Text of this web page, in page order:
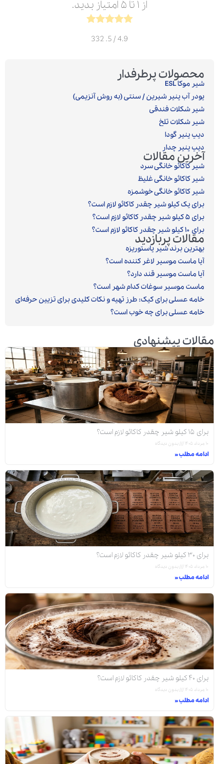
از ۱ تا ۵ امتیاز بدید.
4.9
/ 5.
332
محصولات پرطرفدار
شیر موکا ESL
پودر آب پنیر شیرین / سنتی (به روش آنزیمی)‎
شیر شکلات فندقی
شیر شکلات تلخ
دیپ پنیر گودا
دیپ پنیر چدار
آخرین مقالات
شیر کاکائو خانگی سرد
شیر کاکائو خانگی غلیظ
شیر کاکائو خانگی خوشمزه
برای یک کیلو شیر چقدر کاکائو لازم است؟
برای ۵ کیلو شیر چقدر کاکائو لازم است؟
برای ۱۰ کیلو شیر چقدر کاکائو لازم است؟
مقالات پربازدید
بهترین برند شیر پاستوریزه
آیا ماست موسیر لاغر کننده است؟
آیا ماست موسیر قند دارد؟
ماست موسیر سوغات کدام شهر است؟
خامه عسلی برای کیک: طرز تهیه و نکات کلیدی برای تزیین حرفه‌ای
خامه عسلی برای چه خوب است؟
مقالات پیشنهادی
برای ۱۵ کیلو شیر چقدر کاکائو لازم است؟
۱۰ مرداد ۱۴۰۵ بدون دیدگاه
ادامه مطلب »
برای ۳۰ کیلو شیر چقدر کاکائو لازم است؟
۱۰ مرداد ۱۴۰۵ بدون دیدگاه
ادامه مطلب »
برای ۴۰ کیلو شیر چقدر کاکائو لازم است؟
۱۰ مرداد ۱۴۰۵ بدون دیدگاه
ادامه مطلب »